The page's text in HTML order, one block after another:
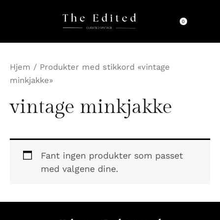
innholdet
0
Hjem / Produkter med stikkord «vintage
minkjakke»
vintage minkjakke
Fant ingen produkter som passet
med valgene dine.